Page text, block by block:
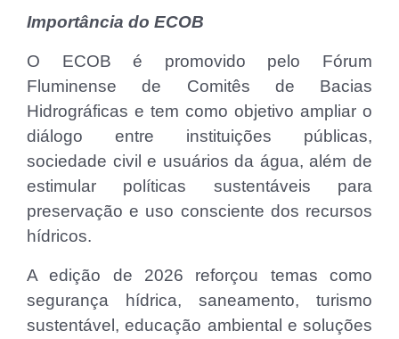
Importância do ECOB
O ECOB é promovido pelo Fórum
Fluminense de Comitês de Bacias
Hidrográficas e tem como objetivo ampliar o
diálogo entre instituições públicas,
sociedade civil e usuários da água, além de
estimular políticas sustentáveis para
preservação e uso consciente dos recursos
hídricos.
A edição de 2026 reforçou temas como
segurança hídrica, saneamento, turismo
sustentável, educação ambiental e soluções